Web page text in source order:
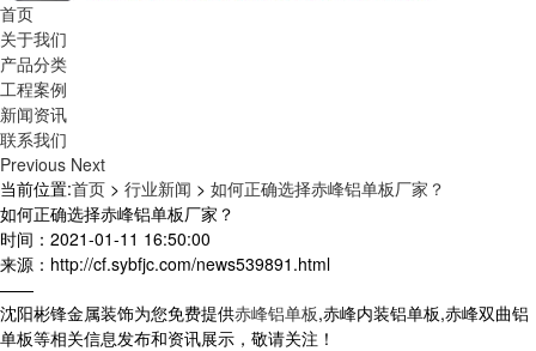
首页
关于我们
产品分类
工程案例
新闻资讯
联系我们
Previous Next
当前位置:首页 > 行业新闻 > 如何正确选择赤峰铝单板厂家？
如何正确选择赤峰铝单板厂家？
时间：2021-01-11 16:50:00
来源：http://cf.sybfjc.com/news539891.html
——
沈阳彬锋金属装饰为您免费提供赤峰铝单板,赤峰内装铝单板,赤峰双曲铝
单板等相关信息发布和资讯展示，敬请关注！